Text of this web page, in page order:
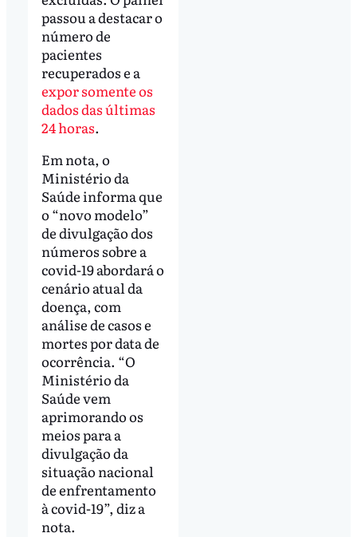
passou a destacar o
número de
pacientes
recuperados e a
expor somente os
dados das últimas
24 horas.
Em nota, o
Ministério da
Saúde informa que
o “novo modelo”
de divulgação dos
números sobre a
covid-19 abordará o
cenário atual da
doença, com
análise de casos e
mortes por data de
ocorrência. “O
Ministério da
Saúde vem
aprimorando os
meios para a
divulgação da
situação nacional
de enfrentamento
à covid-19”, diz a
nota.